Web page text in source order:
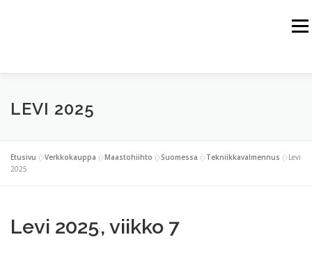
KALLIOVUORET
LEVI 2025
Etusivu »Verkkokauppa »Maastohiihto »Suomessa »Tekniikkavalmennus »Levi
2025
Levi 2025, viikko 7